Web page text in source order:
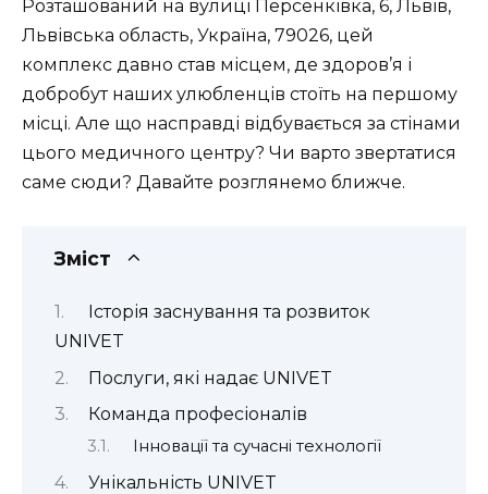
Розташований на вулиці Персенківка, 6, Львів,
Львівська область, Україна, 79026, цей
комплекс давно став місцем, де здоров’я і
добробут наших улюбленців стоїть на першому
місці. Але що насправді відбувається за стінами
цього медичного центру? Чи варто звертатися
саме сюди? Давайте розглянемо ближче.
Зміст
Історія заснування та розвиток
UNIVET
Послуги, які надає UNIVET
Команда професіоналів
Інновації та сучасні технології
Унікальність UNIVET